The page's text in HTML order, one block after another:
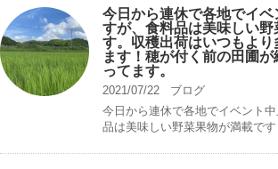
今日から連休で各地でイ
すが、食料品は美味しい
す。収穫出荷はいつもより
ます！穂が付く前の田圃
ってます。
2021/07/22
ブログ
今日から連休で各地でイベント
品は美味しい野菜果物が満載です